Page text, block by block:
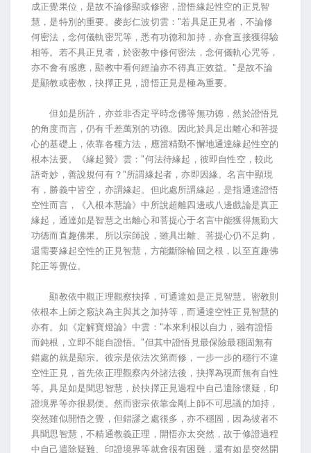
成正覺果位，是故不論修顯或修密，證悟緣起性空的正見智
慧，是特別的重要。麥彭仁波切雲："若具足正見者，不論修
何密法，念何儀軌密咒等，悉有功德和加持，亦會直接獲得驗
相等。若不具正見者，於密教中修何密法，念何儀軌心咒等，
亦不會有感應，顯教中看何經論亦不得真正效益。"是故不論
是顯教或密教，抉擇正見，證悟正見是極為重要。
但如是所許，亦並非否定平時念佛等無功德，然於證悟見
的角度而言，仍有千差萬別的功德。因此於具足出離心和菩提
心的基礎上，依靠各種方法，應當精勤不懈地通達緣起性空的
根本法要。《緣起贊》雲："何法待緣起，彼即自性空，較此
語奇妙，善說規何有？"所謂緣起者，亦即因緣。名言中顯現
有，勝義中皆空，亦謂緣起。但此處所謂緣起，是指通達證悟
空性而言，《入根本慧論》中所說超離四邊或八邊戲論是真正
緣起，通達如是智慧之出離心和菩提心于名言中能獲得無勤大
功德而直趣佛果。所以宗師說，雖具出離、菩提心仍不足夠，
還需要緣起空性的正見智慧，方能斷除輪回之根，以至直趣佛
陀正等覺位。
顯教依中觀正理觀察抉擇，可通達如是正見智慧。密教則
依根本上師之竅訣為主與其之加持等，而通達空性正見智慧的
亦有。如《定解寶燈論》中雲："本來利根以自力，雖有證悟
而鈍根，立即不能自證悟。"但其中證悟見最保險最穩固無有
錯處的就是顯宗。彼宗是依法次第而修，一步一步的穩行不違
空性正見，首先依正理觀察內外諸法後，抉擇為現而無有自性
等。具足如是聞思智慧，於抉擇正見過程中自己遣除懷疑，印
證境界等亦很易便。然而密宗依靠金剛上師不可思議的加持，
突然雖似開悟之覺，但錯謬之處很多，亦不穩固，因為彼者不
具聞思智慧，不精通教義正理，開悟亦太突然，故于修證過程
中自己遣除疑難、印證境界等就會很有困難，還有如是突然開